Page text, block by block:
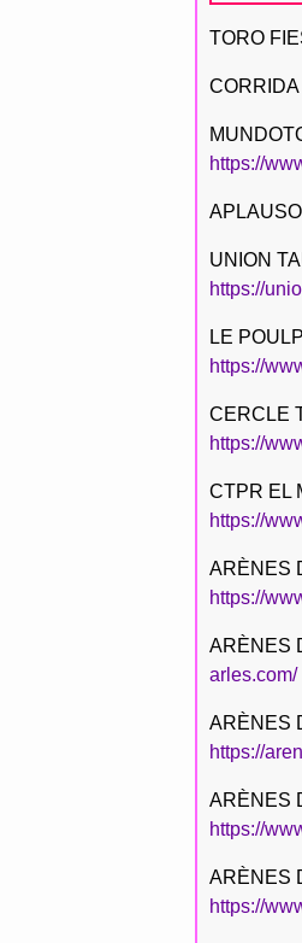
TORO
CORRIDA
https://
UNION
https://
LE
https://
CERCLE
https://
CTPR EL
https://
ARÈNES
https://
ARÈNES
arles.com/
ARÈNES
https://
ARÈNES
https://
ARÈNES
https://